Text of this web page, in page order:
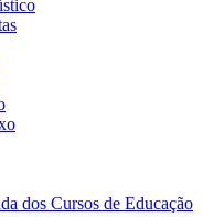
dos Cursos de Educação